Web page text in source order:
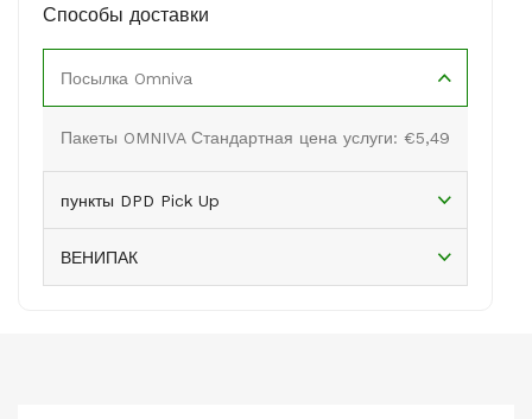
Способы доставки
Посылка Omniva
Пакеты OMNIVA Стандартная цена услуги: €5,49
пункты DPD Pick Up
ВЕНИПАК